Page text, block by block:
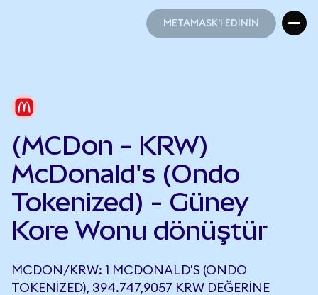
METAMASK'I EDİNİN
(MCDon - KRW)
McDonald's (Ondo
Tokenized) - Güney
Kore Wonu dönüştür
MCDON/KRW: 1 MCDONALD'S (ONDO
TOKENIZED), 394.747,9057 KRW DEĞERINE